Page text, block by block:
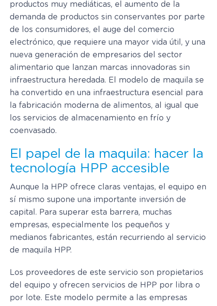
productos muy mediáticas, el aumento de la
demanda de productos sin conservantes por parte
de los consumidores, el auge del comercio
electrónico, que requiere una mayor vida útil, y una
nueva generación de empresarios del sector
alimentario que lanzan marcas innovadoras sin
infraestructura heredada. El modelo de maquila se
ha convertido en una infraestructura esencial para
la fabricación moderna de alimentos, al igual que
los servicios de almacenamiento en frío y
coenvasado.
El papel de la maquila: hacer la
tecnología HPP accesible
Aunque la HPP ofrece claras ventajas, el equipo en
sí mismo supone una importante inversión de
capital. Para superar esta barrera, muchas
empresas, especialmente los pequeños y
medianos fabricantes, están recurriendo al servicio
de maquila HPP.
Los proveedores de este servicio son propietarios
del equipo y ofrecen servicios de HPP por libra o
por lote. Este modelo permite a las empresas